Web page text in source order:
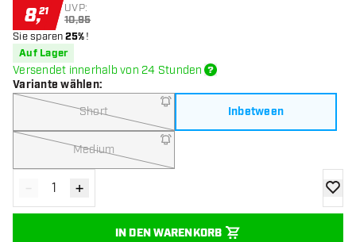
8,21 UVP:
10,95
Sie sparen25%!
Auf Lager
Versendet innerhalb von 24 Stunden
Variante wählen:
Short Inbetween
Medium
Menge verringern
- Menge erhöhen
+
IN DEN WARENKORB
Zur